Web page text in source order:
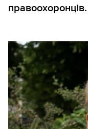
правоохоронців.